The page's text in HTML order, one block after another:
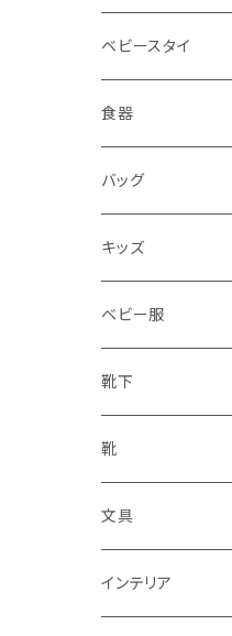
ベビースタイ
食器
水筒
水筒
バッグ
キッズ
ベビー服
靴下
靴
文具
インテリア